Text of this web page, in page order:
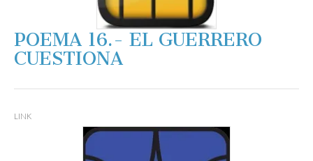
POEMA 16.- EL GUERRERO
CUESTIONA
LINK